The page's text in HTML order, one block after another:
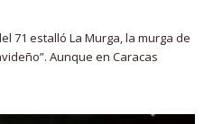
71 estalló La Murga, la murga de
Aunque en Caracas